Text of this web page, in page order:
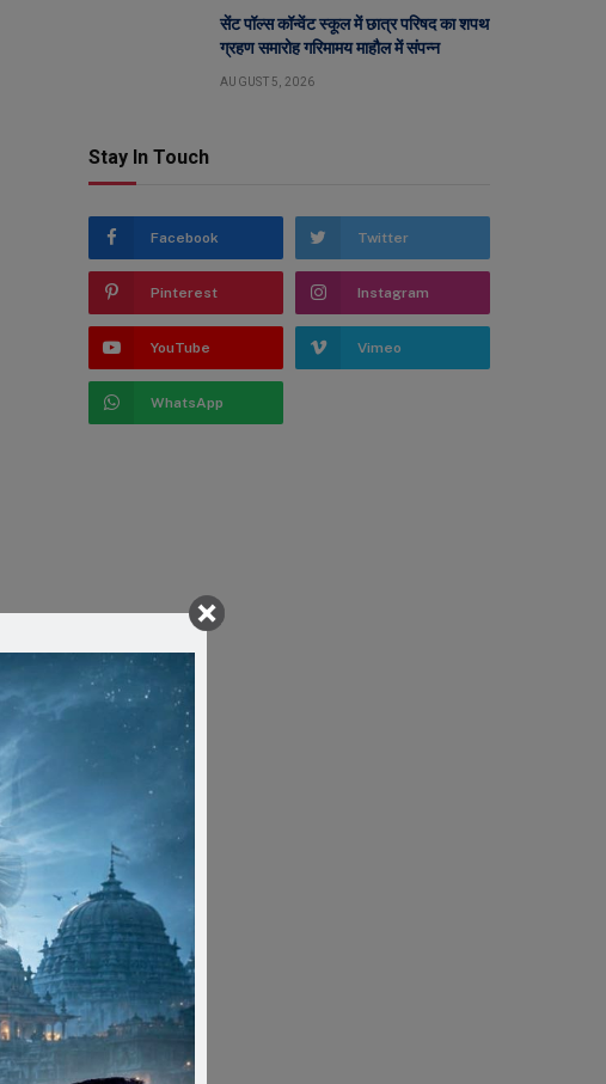
सेंट पॉल्स कॉन्वेंट स्कूल में छात्र परिषद का शपथ
ग्रहण समारोह गरिमामय माहौल में संपन्न
AUGUST 5, 2026
Stay In Touch
Facebook Twitter
Pinterest Instagram
YouTube Vimeo
WhatsApp